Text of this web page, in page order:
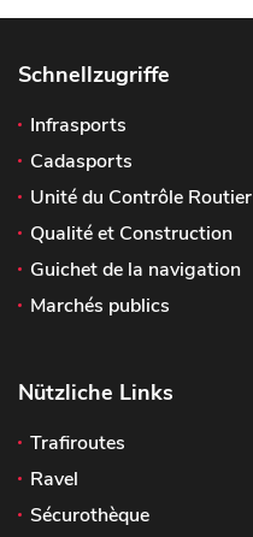
Schnellzugriffe
Infrasports
Cadasports
Unité du Contrôle Routier
Qualité et Construction
Guichet de la navigation
Marchés publics
Nützliche Links
Trafiroutes
Ravel
Sécurothèque